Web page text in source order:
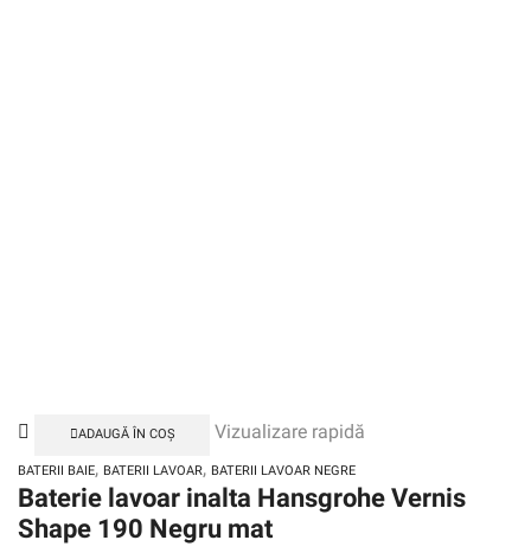
ADAUGĂ ÎN COȘ Vizualizare rapidă
BATERII BAIE, BATERII LAVOAR, BATERII LAVOAR NEGRE
Baterie lavoar inalta Hansgrohe Vernis
Shape 190 Negru mat